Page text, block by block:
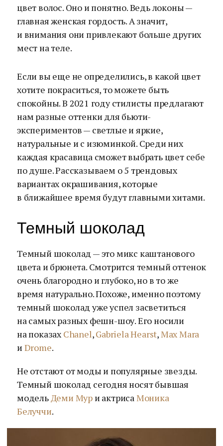
цвет волос. Оно и понятно. Ведь локоны —
главная женская гордость. А значит,
и внимания они привлекают больше других
мест на теле.
Если вы еще не определились, в какой цвет
хотите покраситься, то можете быть
спокойны. В 2021 году стилисты предлагают
нам разные оттенки для бьюти-
экспериментов — светлые и яркие,
натуральные и с изюминкой. Среди них
каждая красавица сможет выбрать цвет себе
по душе. Рассказываем о 5 трендовых
вариантах окрашивания, которые
в ближайшее время будут главными хитами.
Темный шоколад
Темный шоколад — это микс каштанового
цвета и брюнета. Смотрится темный оттенок
очень благородно и глубоко, но в то же
время натурально. Похоже, именно поэтому
темный шоколад уже успел засветиться
на самых разных фешн-шоу. Его носили
на показах Chanel,Gabriela Hearst,Max Mara
и Drome.
Не отстают от моды и популярные звезды.
Темный шоколад сегодня носят бывшая
модельДеми Мур и актрисаМоника
Белуччи.